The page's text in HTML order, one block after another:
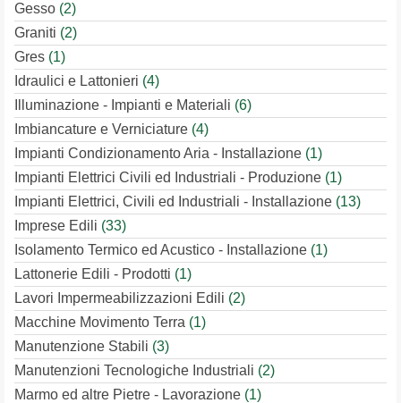
Gesso (2)
Graniti (2)
Gres (1)
Idraulici e Lattonieri (4)
Illuminazione - Impianti e Materiali (6)
Imbiancature e Verniciature (4)
Impianti Condizionamento Aria - Installazione (1)
Impianti Elettrici Civili ed Industriali - Produzione (1)
Impianti Elettrici, Civili ed Industriali - Installazione (13)
Imprese Edili (33)
Isolamento Termico ed Acustico - Installazione (1)
Lattonerie Edili - Prodotti (1)
Lavori Impermeabilizzazioni Edili (2)
Macchine Movimento Terra (1)
Manutenzione Stabili (3)
Manutenzioni Tecnologiche Industriali (2)
Marmo ed altre Pietre - Lavorazione (1)